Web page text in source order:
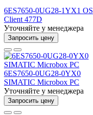
6ES7650-0UG28-1YX1 OS
Client 477D
Уточняйте у менеджера
Запросить цену
6ES7650-0UG28-0YX0
SIMATIC Microbox PC
Уточняйте у менеджера
Запросить цену